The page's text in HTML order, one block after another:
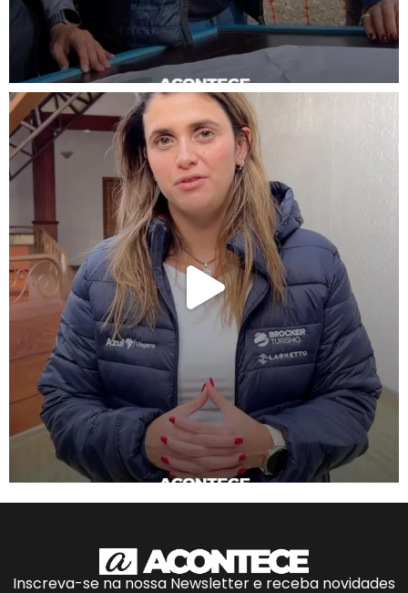
Inscreva-se na nossa Newsletter e receba novidades